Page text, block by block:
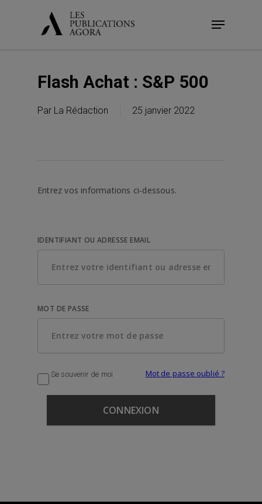
Menu
Flash Achat : S&P 500
Par La Rédaction 25 janvier 2022
Entrez vos informations ci-dessous.
IDENTIFIANT OU ADRESSE EMAIL
MOT DE PASSE
Se souvenir de moi Mot de passe oublié ?